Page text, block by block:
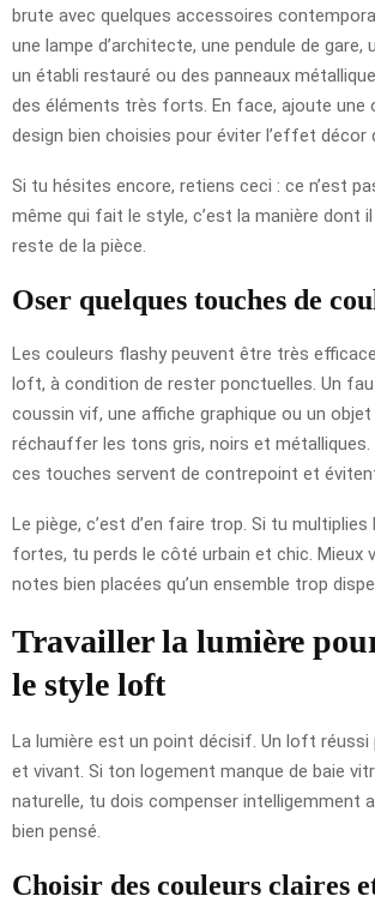
brute avec quelques accessoires
une lampe d’architecte, une pendule de gare,
un établi restauré ou des panneaux
des éléments très forts. En face, ajoute une
design bien choisies pour éviter l’effet décor
Si tu hésites encore, retiens ceci : ce n’est
même qui fait le style, c’est la manière dont
reste de la pièce.
Oser quelques touches de
Les couleurs flashy peuvent être très
loft, à condition de rester ponctuelles. Un
coussin vif, une affiche graphique ou un
réchauffer les tons gris, noirs et
ces touches servent de contrepoint et
Le piège, c’est d’en faire trop. Si tu multiplies
fortes, tu perds le côté urbain et chic. Mieux
notes bien placées qu’un ensemble trop
Travailler la lumière
le style loft
La lumière est un point décisif. Un loft réussi
et vivant. Si ton logement manque de baie
naturelle, tu dois compenser intelligemment
bien pensé.
Choisir des couleurs claires